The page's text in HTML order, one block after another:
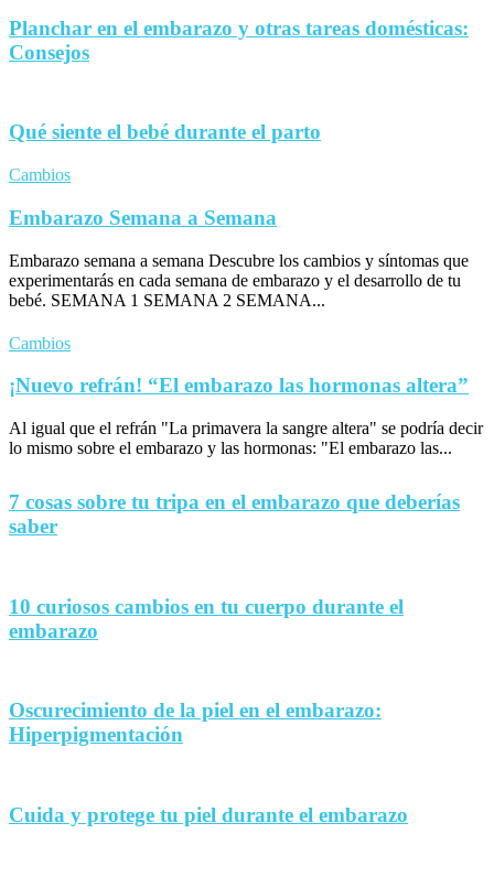
Planchar en el embarazo y otras tareas domésticas:
Consejos
Qué siente el bebé durante el parto
Cambios
Embarazo Semana a Semana
Embarazo semana a semana Descubre los cambios y síntomas que
experimentarás en cada semana de embarazo y el desarrollo de tu
bebé. SEMANA 1 SEMANA 2 SEMANA...
Cambios
¡Nuevo refrán! “El embarazo las hormonas altera”
Al igual que el refrán "La primavera la sangre altera" se podría decir
lo mismo sobre el embarazo y las hormonas: "El embarazo las...
7 cosas sobre tu tripa en el embarazo que deberías
saber
10 curiosos cambios en tu cuerpo durante el
embarazo
Oscurecimiento de la piel en el embarazo:
Hiperpigmentación
Cuida y protege tu piel durante el embarazo